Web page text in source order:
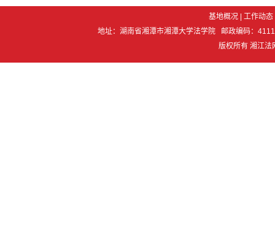
基地概况 |工作动态
地址：湖南省湘潭市湘潭大学法学院 邮政编码：
版权所有 湘江